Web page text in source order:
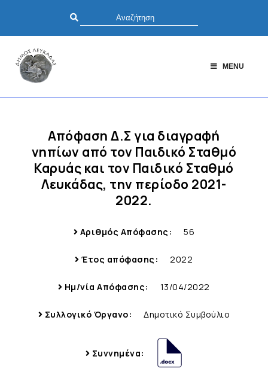
MENU
Απόφαση Δ.Σ για διαγραφή
νηπίων από τον Παιδικό Σταθμό
Καρυάς και τον Παιδικό Σταθμό
Λευκάδας, την περίοδο 2021-
2022.
Αριθμός Απόφασης: 56
Έτος απόφασης: 2022
Ημ/νία Απόφασης: 13/04/2022
Συλλογικό Όργανο: Δημοτικό Συμβούλιο
Συννημένα: